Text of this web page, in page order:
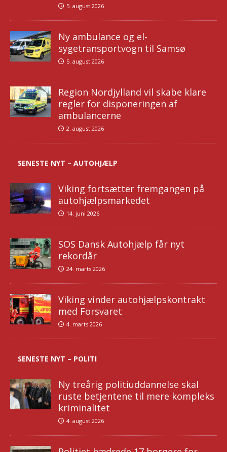
5. august 2026
Ny ambulance og el-
sygetransportvogn til Samsø
5. august 2026
Region Nordjylland vil skabe klare
regler for disponeringen af
ambulancerne
2. august 2026
SENESTE NYT – AUTOHJÆLP
Viking fortsætter fremgangen på
autohjælpsmarkedet
14. juni 2026
SOS Dansk Autohjælp får nyt
rekordår
24. marts 2026
Viking vinder autohjælpskontrakt
med Forsvaret
4. marts 2026
SENESTE NYT – POLITI
Ny treårig politiuddannelse skal
ruste betjentene til mere kompleks
kriminalitet
4. august 2026